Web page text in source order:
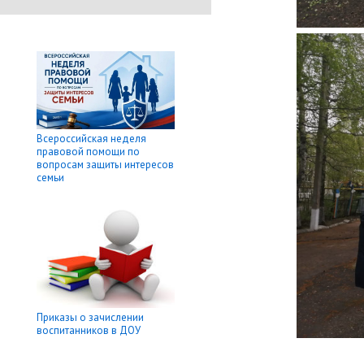
Всероссийская неделя
правовой помощи по
вопросам защиты интересов
семьи
Приказы о зачислении
воспитанников в ДОУ